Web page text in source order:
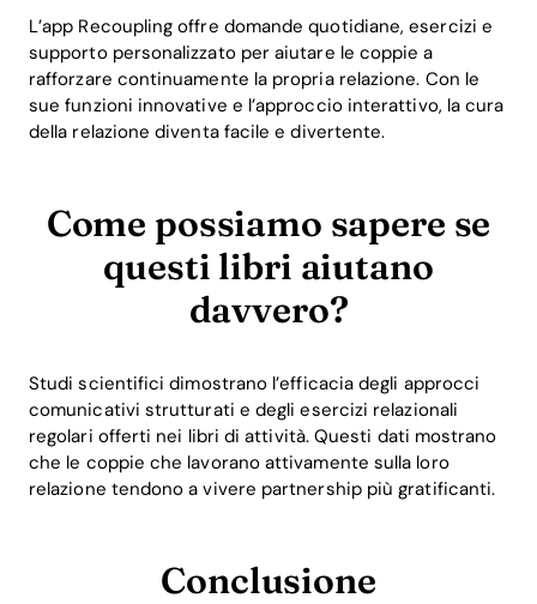
L’app Recoupling offre domande quotidiane, esercizi e
supporto personalizzato per aiutare le coppie a
rafforzare continuamente la propria relazione. Con le
sue funzioni innovative e l’approccio interattivo, la cura
della relazione diventa facile e divertente.
Come possiamo sapere se
questi libri aiutano
davvero?
Studi scientifici dimostrano l’efficacia degli approcci
comunicativi strutturati e degli esercizi relazionali
regolari offerti nei libri di attività. Questi dati mostrano
che le coppie che lavorano attivamente sulla loro
relazione tendono a vivere partnership più gratificanti.
Conclusione